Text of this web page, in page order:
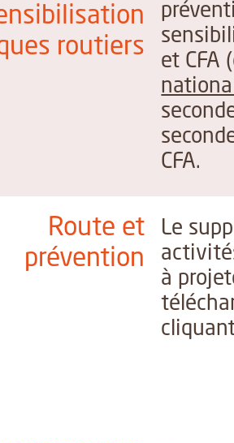
routiers
et CFA
CFA.
Route et
prévention
Le
à